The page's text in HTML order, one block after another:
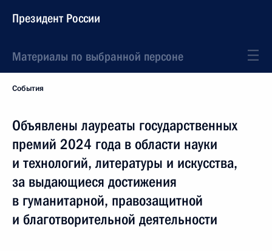
Президент России
Материалы по выбранной персоне
События
Объявлены лауреаты государственных
премий 2024 года в области науки
и технологий, литературы и искусства,
за выдающиеся достижения
в гуманитарной, правозащитной
и благотворительной деятельности